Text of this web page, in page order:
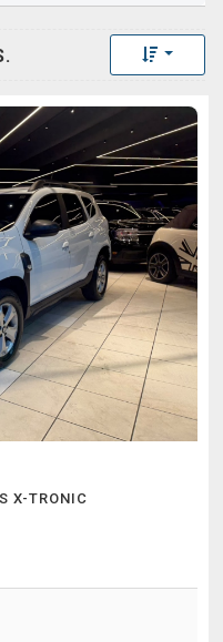
Toggle
X-TRONIC